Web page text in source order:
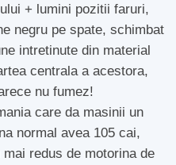
+ lumini pozitii faruri,
negru pe spate, schimbat
intretinute din material
centrala a acestora,
nu fumez!
care da masinii un
normal avea 105 cai,
redus de motorina de